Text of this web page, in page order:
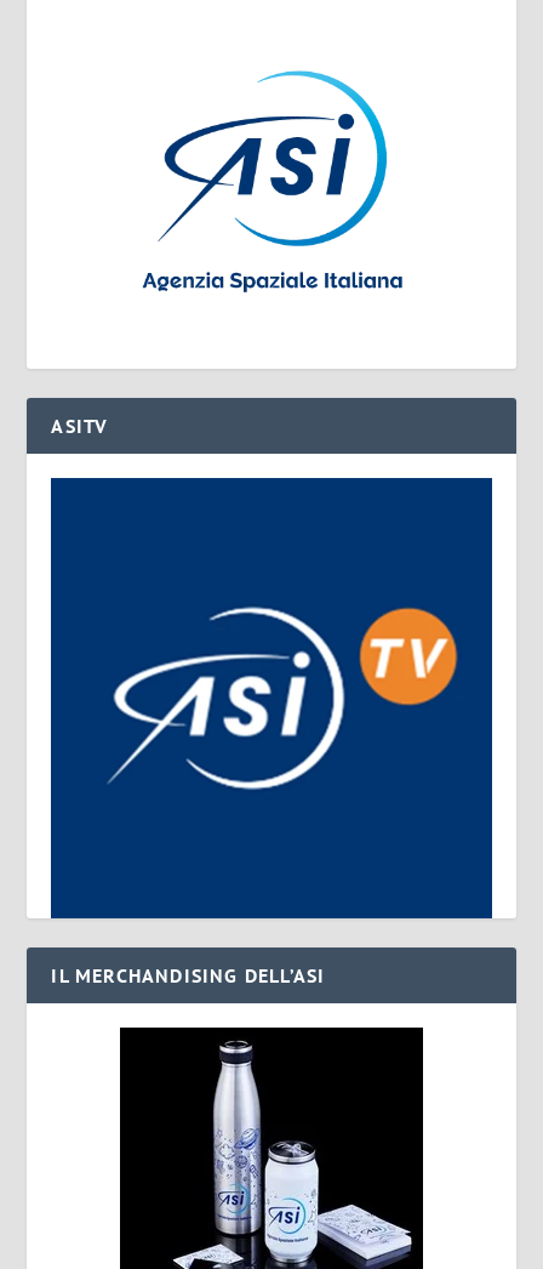
ASITV
IL MERCHANDISING DELL’ASI